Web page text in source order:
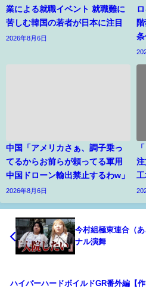
業による就職イベント 就職難に
苦しむ韓国の若者が日本に注目
2026年8月6日
条
中国「アメリカさぁ、調子乗っ
てるからお前らが頼ってる軍用
中国ドローン輸出禁止するわw」
2026年8月6日
今村組極東連合（
ナル演舞
ハイパーハードボイルドGR番外編【